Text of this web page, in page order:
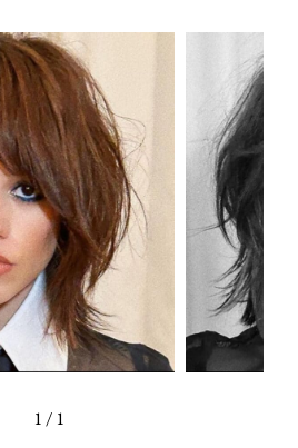
1/ 1
collezione
Natale
di look firmati
Cinema di Roma
doppia
Experience”!